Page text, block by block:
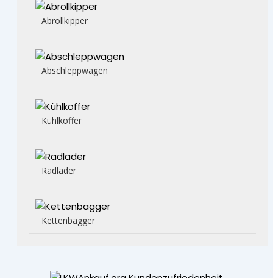
Abrollkipper
Abschleppwagen
Kühlkoffer
Radlader
Kettenbagger